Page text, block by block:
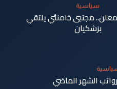
سياسية
مجتبى خامنئي يلتقي
بزشكيان
الشهر الماضي